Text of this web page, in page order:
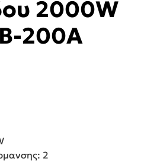
2000W
200A
2